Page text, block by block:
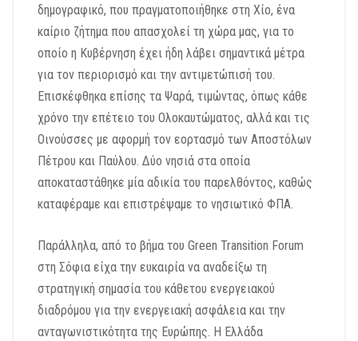
δημογραφικό, που πραγματοποιήθηκε στη Χίο, ένα
καίριο ζήτημα που απασχολεί τη χώρα μας, για το
οποίο η Κυβέρνηση έχει ήδη λάβει σημαντικά μέτρα
για τον περιορισμό και την αντιμετώπισή του.
Επισκέφθηκα επίσης τα Ψαρά, τιμώντας, όπως κάθε
χρόνο την επέτειο του Ολοκαυτώματος, αλλά και τις
Οινούσσες με αφορμή τον εορτασμό των Αποστόλων
Πέτρου και Παύλου. Δύο νησιά στα οποία
αποκαταστάθηκε μία αδικία του παρελθόντος, καθώς
καταφέραμε και επιστρέψαμε το νησιωτικό ΦΠΑ.
Παράλληλα, από το βήμα του Green Transition Forum
στη Σόφια είχα την ευκαιρία να αναδείξω τη
στρατηγική σημασία του κάθετου ενεργειακού
διαδρόμου για την ενεργειακή ασφάλεια και την
ανταγωνιστικότητα της Ευρώπης. Η Ελλάδα